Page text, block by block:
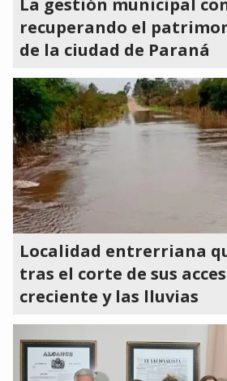
La gestión municipal
recuperando el
de la ciudad de Paraná
Localidad entrerriana
tras el corte de sus
creciente y las lluvias